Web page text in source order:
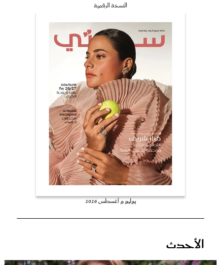
النسخة الرقمية
يوليو و أغسطس 2026
الأحدث
عروس سيدتي
غلاف رفمي